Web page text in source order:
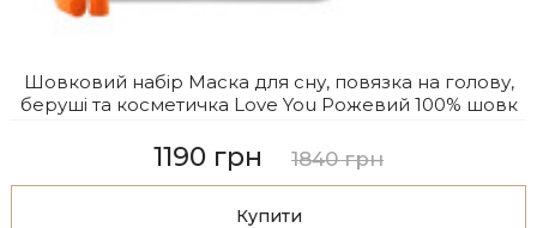
Шовковий набір Маска для сну, повязка на голову,
беруші та косметичка Love You Рожевий 100% шовк
1190 грн 1840 грн
Купити